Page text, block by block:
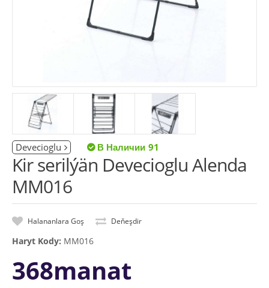
Devecioglu 91
Kir serilýän Devecioglu Alenda
MM016
Halananlara Goş Deňeşdir
Haryt Kody: MM016
368manat